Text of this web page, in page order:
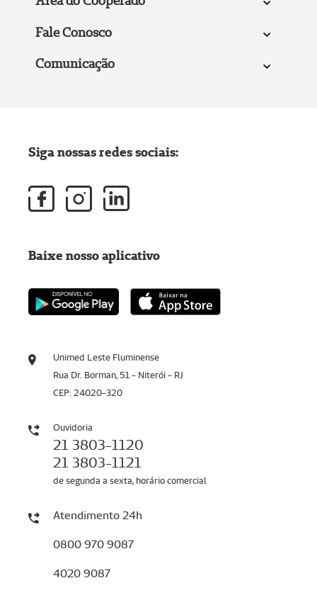
Fale Conosco
Comunicação
Unimed Leste Fluminense
Rua Dr. Borman, 51 - Niterói - RJ
CEP: 24020-320
Ouvidoria
21 3803-1120
21 3803-1121
de segunda a sexta, horário comercial
Atendimento 24h
0800 970 9087
4020 9087
Siga nossas redes sociais:
Baixe nosso aplicativo